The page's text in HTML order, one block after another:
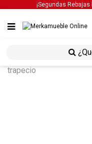
¡Segundas
mesa
trapecio